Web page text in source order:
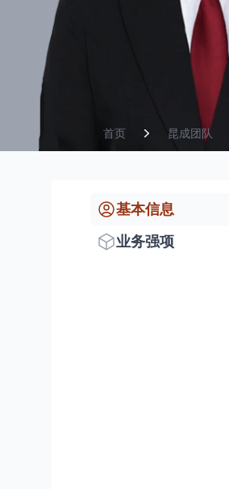
首页 昆成团队
基本信息
业务强项